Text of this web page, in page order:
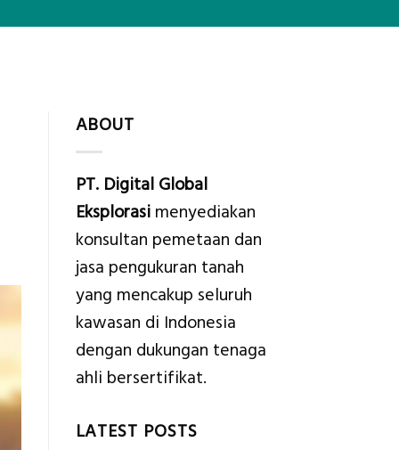
ABOUT
PT. Digital Global
Eksplorasimenyediakan
konsultan pemetaan dan
jasa pengukuran tanah
yang mencakup seluruh
kawasan di Indonesia
dengan dukungan tenaga
ahli bersertifikat.
LATEST POSTS